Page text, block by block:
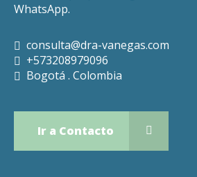
WhatsApp.
consulta@dra-vanegas.com
+573208979096
Bogotá . Colombia
Ir a Contacto